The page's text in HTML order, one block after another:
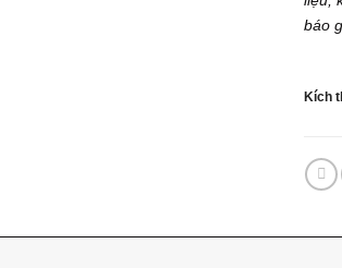
báo
Kích